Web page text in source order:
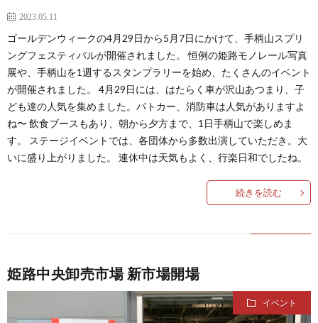
2023.05.11
ゴールデンウィークの4月29日から5月7日にかけて、手柄山スプリ
ングフェスティバルが開催されました。 恒例の姫路モノレール写真
展や、手柄山を1週するスタンプラリーを始め、たくさんのイベント
が開催されました。 4月29日には、はたらく車が沢山あつまり、子
ども達の人気を集めました。パトカー、消防車は人気がありますよ
ね〜 飲食ブースもあり、朝から夕方まで、1日手柄山で楽しめま
す。 ステージイベントでは、各団体から多数出演していただき。大
いに盛り上がりました。 連休中は天気もよく、行楽日和でしたね。
続きを読む
姫路中央卸売市場 新市場開場
イベント